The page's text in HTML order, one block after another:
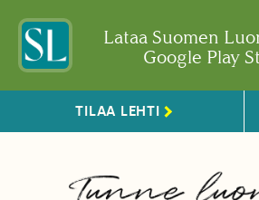
Lataa Suomen
Google Play
TILAA LEHTI